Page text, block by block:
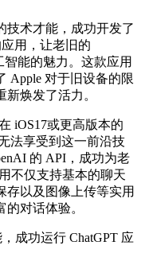
技术才能，成功开发了
应用，让老旧的
智能的魅力。这款应用
Apple 对于旧设备的限
焕发了活力。
iOS17或更高版本的
法享受到这一前沿技
的 API，成功为老
不仅支持基本的聊天
存以及图像上传等实用
对话体验。